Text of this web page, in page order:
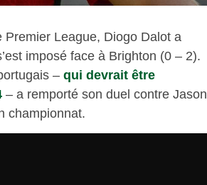
League, Diogo Dalot a
imposé face à Brighton (0 – 2).
– qui devrait être
– a remporté son duel contre Jason
championnat.